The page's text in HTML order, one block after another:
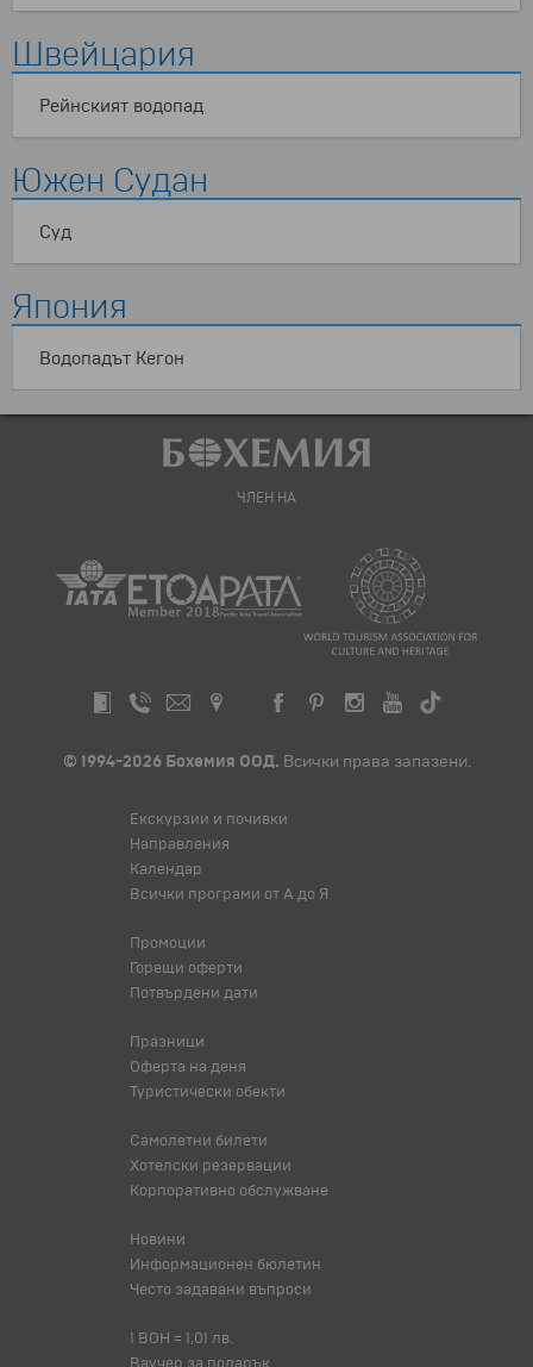
Швейцария
Рейнският водопад
Южен Судан
Суд
Япония
Водопадът Кегон
ЧЛЕН НА
© 1994-2026 Бохемия ООД. Всички права запазени.
Екскурзии и почивки
Направления
Календар
Всички програми от А до Я
Промоции
Горещи оферти
Потвърдени дати
Празници
Оферта на деня
Туристически обекти
Самолетни билети
Хотелски резервации
Корпоративно обслужване
Новини
Информационен бюлетин
Често задавани въпроси
1 BOH = 1,01 лв.